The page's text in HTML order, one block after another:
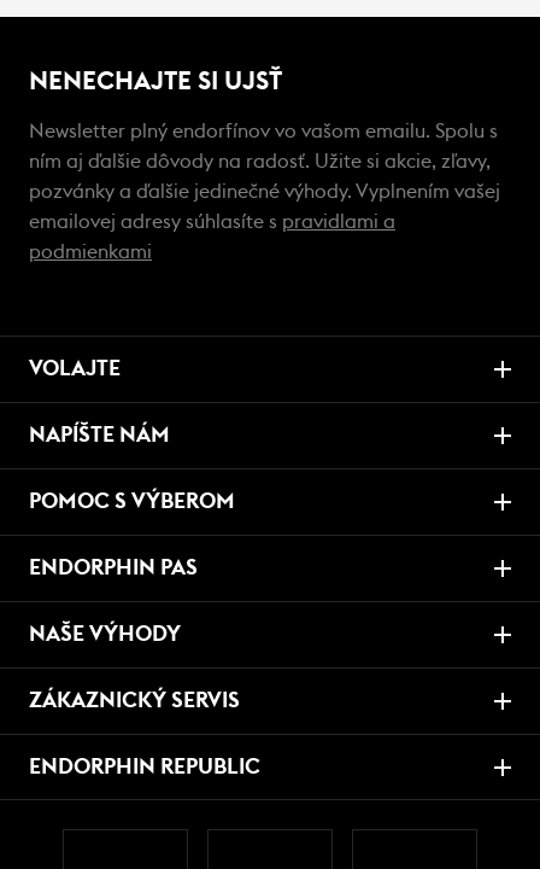
NENECHAJTE SI UJSŤ
Newsletter plný endorfínov vo vašom emailu. Spolu s
ním aj ďalšie dôvody na radosť. Užite si akcie, zľavy,
pozvánky a ďalšie jedinečné výhody. Vyplnením vašej
emailovej adresy súhlasíte s pravidlami a
podmienkami
VOLAJTE
NAPÍŠTE NÁM
POMOC S VÝBEROM
ENDORPHIN PAS
NAŠE VÝHODY
ZÁKAZNICKÝ SERVIS
ENDORPHIN REPUBLIC